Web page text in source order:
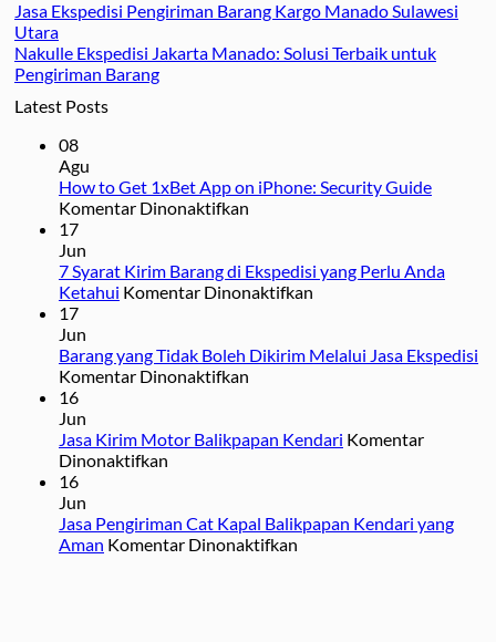
Jasa Ekspedisi Pengiriman Barang Kargo Manado Sulawesi
Utara
Nakulle Ekspedisi Jakarta Manado: Solusi Terbaik untuk
Pengiriman Barang
Latest Posts
08
Agu
How to Get 1xBet App on iPhone: Security Guide
Komentar Dinonaktifkan
Get
1xBet
iPhone:
17
Jun
7 Syarat Kirim Barang di Ekspedisi yang Perlu Anda
Ketahui Komentar Dinonaktifkan
Kirim
yang
17
Jun
Barang yang Tidak Boleh Dikirim Melalui Jasa Ekspedisi
Komentar Dinonaktifkan
Tidak
Jasa
Ekspedisi
16
Jun
Jasa Kirim Motor Balikpapan Kendari Komentar
Dinonaktifkan
Motor
Balikpapan
16
Jun
Jasa Pengiriman Cat Kapal Balikpapan Kendari yang
Aman Komentar Dinonaktifkan